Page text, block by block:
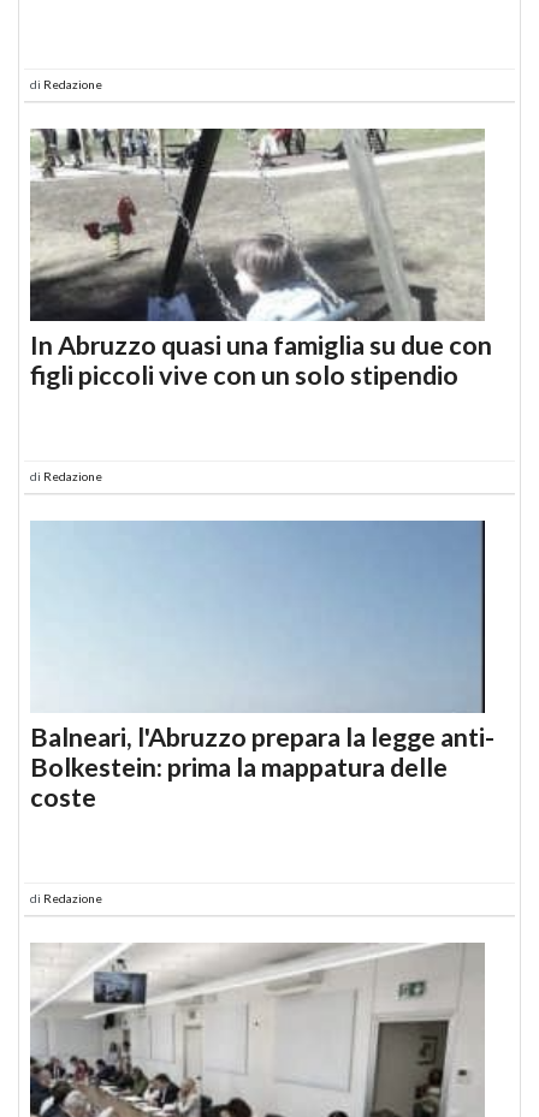
di Redazione
In Abruzzo quasi una famiglia su due con
figli piccoli vive con un solo stipendio
di Redazione
Balneari, l'Abruzzo prepara la legge anti-
Bolkestein: prima la mappatura delle
coste
di Redazione